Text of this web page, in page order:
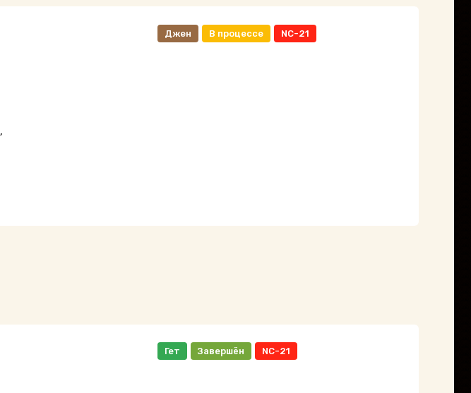
Джен В процессе NC-21
,
Гет Завершён NC-21